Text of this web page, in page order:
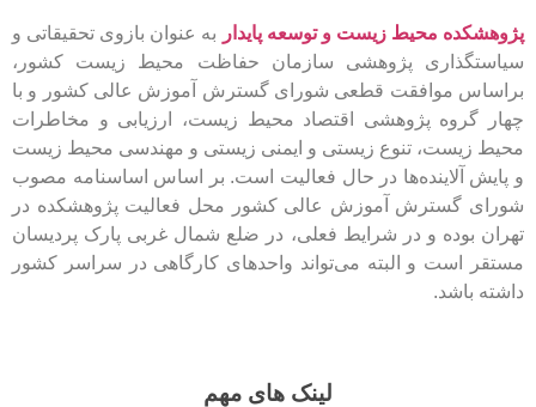
پژوهشکده محیط زیست و توسعه پایدار
به عنوان بازوی تحقیقاتی و
سیاستگذاری پژوهشی سازمان حفاظت محیط زیست کشور،
براساس موافقت قطعی شورای گسترش آموزش عالی کشور و با
چهار گروه پژوهشی اقتصاد محیط زیست، ارزیابی و مخاطرات
محیط زیست، تنوع زیستی و ایمنی زیستی و مهندسی محیط زیست
و پایش آلاینده‌ها در حال فعالیت است. بر اساس اساسنامه مصوب
شورای گسترش آموزش عالی کشور محل فعالیت پژوهشکده در
تهران بوده و در شرایط فعلی، در ضلع شمال غربی پارک پردیسان
مستقر است و البته می‌تواند واحدهای کارگاهی در سراسر کشور
داشته باشد.
لینک های مهم